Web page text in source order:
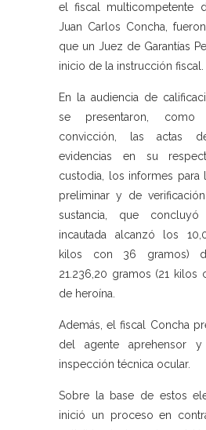
el fiscal multicompetente
Juan Carlos Concha,
que un Juez de Garantías
inicio de la instrucción fiscal.
En la audiencia de
se presentaron, como
convicción, las actas
evidencias en su
custodia, los informes para
preliminar y de
sustancia, que
incautada alcanzó los
kilos con 36 gramos)
21.236,20 gramos (21 kilos
de heroína.
Además, el fiscal Concha
del agente aprehensor
inspección técnica ocular.
Sobre la base de estos
inició un proceso en